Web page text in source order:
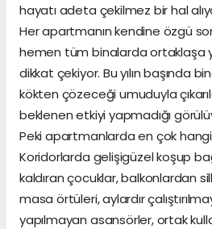
hayatı adeta çekilmez bir hal
Her apartmanın kendine özgü
hemen tüm binalarda ortaklaşa
dikkat çekiyor. Bu yılın başında
kökten çözeceği umuduyla
beklenen etkiyi yapmadığı
Peki apartmanlarda en çok hangi
Koridorlarda gelişigüzel koşup
kaldıran çocuklar, balkonlardan
masa örtüleri, aylardır
yapılmayan asansörler, ortak